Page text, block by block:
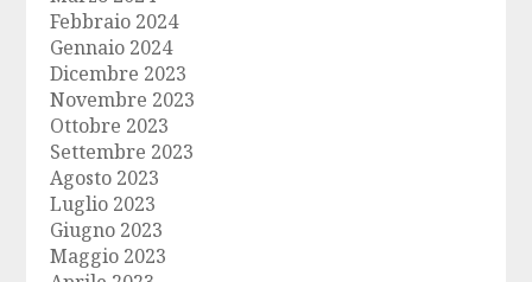
Febbraio 2024
Gennaio 2024
Dicembre 2023
Novembre 2023
Ottobre 2023
Settembre 2023
Agosto 2023
Luglio 2023
Giugno 2023
Maggio 2023